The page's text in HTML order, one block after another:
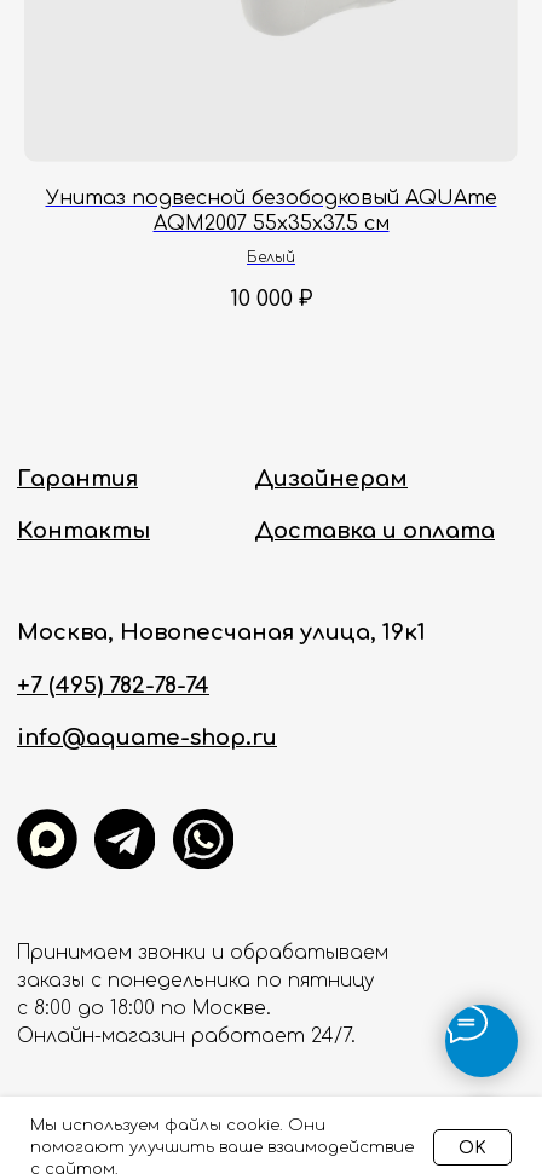
Мы используем файлы cookie. Они
помогают улучшить ваше взаимодействие
с сайтом.
OK
Унитаз подвесной безободковый AQUAme
AQM2007 55х35х37.5 см
Белый
10 000 ₽
Политика конфиденциальности